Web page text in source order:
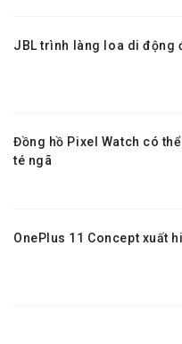
JBL trình làng loa di động
Đồng hồ Pixel Watch có
té ngã
OnePlus 11 Concept xuất